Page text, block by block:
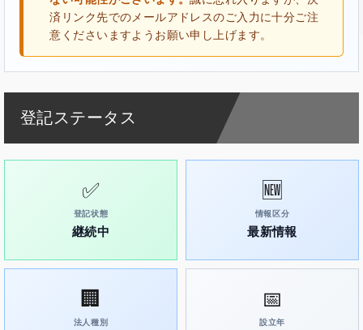
済リンク先でのメールアドレスのご入力に十分ご注
意くださいますようお願い申し上げます。
登記ステータス
✅
登記状態
継続中
🆕
情報区分
最新情報
🏢
法人種別
📅
設立年